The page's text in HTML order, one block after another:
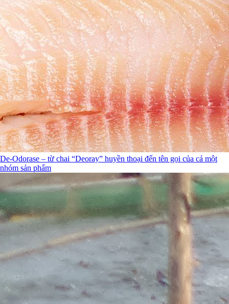
De-Odorase – từ chai “Deoray” huyền thoại đến tên gọi của cả một
nhóm sản phẩm